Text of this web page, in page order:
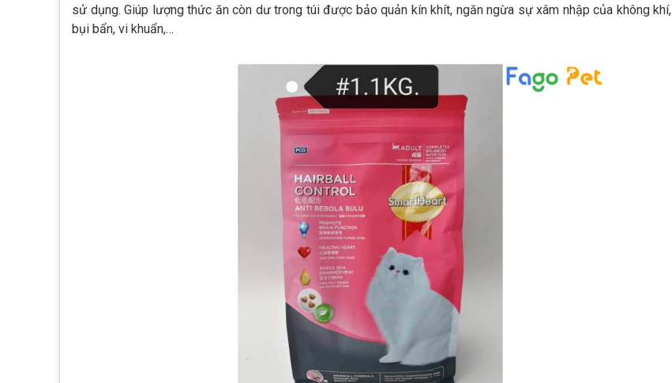
sử dụng. Giúp lượng thức ăn còn dư trong túi được bảo quản kín khít, ngăn ngừa sự xâm nhập của không khí,
bụi bẩn, vi khuẩn,…